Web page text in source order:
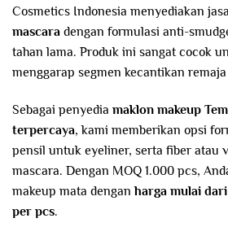
Cosmetics Indonesia menyediakan jasa
mascara dengan formulasi anti-
tahan lama. Produk ini sangat cocok
menggarap segmen kecantikan
Sebagai penyedia maklon makeup
terpercaya, kami memberikan opsi
pensil untuk eyeliner, serta fiber atau
mascara. Dengan MOQ 1.000 pcs,
makeup mata denganharga mulai
per pcs.